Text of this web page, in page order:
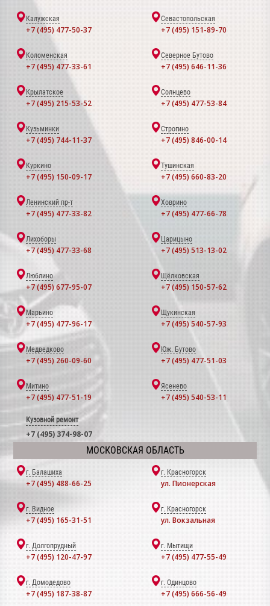
Калужская
+7 (495) 477-50-37
Севастопольская
+7 (495) 151-89-70
Коломенская
+7 (495) 477-33-61
Северное Бутово
+7 (495) 646-11-36
Крылатское
+7 (495) 215-53-52
Солнцево
+7 (495) 477-53-84
Кузьминки
+7 (495) 744-11-37
Строгино
+7 (495) 846-00-14
Куркино
+7 (495) 150-09-17
Тушинская
+7 (495) 660-83-20
Ленинский пр-т
+7 (495) 477-33-82
Ховрино
+7 (495) 477-66-78
Лихоборы
+7 (495) 477-33-68
Царицыно
+7 (495) 513-13-02
Люблино
+7 (495) 677-95-07
Щёлковская
+7 (495) 150-57-62
Марьино
+7 (495) 477-96-17
Щукинская
+7 (495) 540-57-93
Медведково
+7 (495) 260-09-60
Юж. Бутово
+7 (495) 477-51-03
Митино
+7 (495) 477-51-19
Ясенево
+7 (495) 540-53-11
Кузовной ремонт
+7 (495) 374-98-07
МОСКОВСКАЯ ОБЛАСТЬ
г. Балашиха
+7 (495) 488-66-25
г. Красногорск
ул. Пионерская
г. Видное
+7 (495) 165-31-51
г. Красногорск
ул. Вокзальная
г. Долгопрудный
+7 (495) 120-47-97
г. Мытищи
+7 (495) 477-55-49
г. Домодедово
+7 (495) 187-38-87
г. Одинцово
+7 (495) 666-56-49